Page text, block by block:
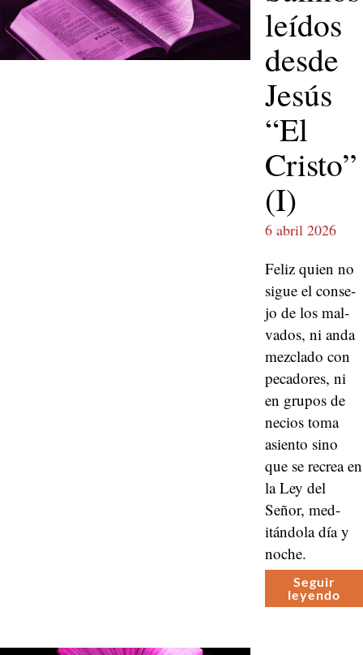
leídos
desde
Jesús
“El
Cristo”
(I)
6 abril 2026
Feliz quien no
sigue el con­se­
jo de los mal­
va­dos, ni anda
mez­cla­do con
pecadores, ni
en gru­pos de
necios toma
asien­to sino
que se recrea en
la Ley del
Señor, med­
itán­dola día y
noche.
Seguir
leyen­do